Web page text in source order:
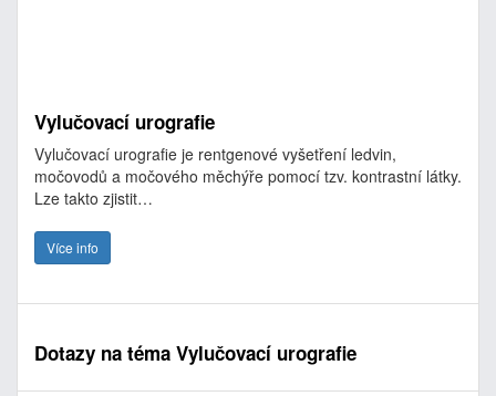
Vylučovací urografie
Vylučovací urografie je rentgenové vyšetření ledvin,
močovodů a močového měchýře pomocí tzv. kontrastní látky.
Lze takto zjistit…
Více info
Dotazy na téma Vylučovací urografie